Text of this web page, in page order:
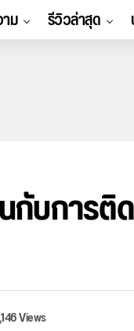
ม รีวิวล่าสุด
กับการ
Views